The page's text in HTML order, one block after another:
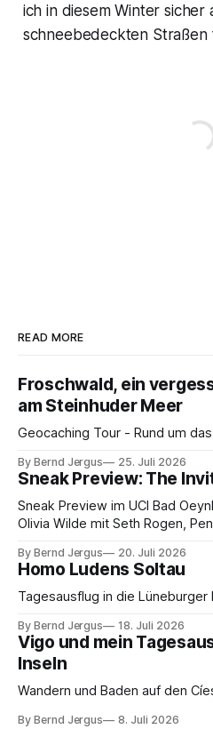
ich in diesem Winter sicher
schneebedeckten Straßen
READ MORE
Froschwald, ein
am Steinhuder Meer
Geocaching Tour - Rund um
By Bernd Jergus 25. Juli 2026
Sneak Preview: The
Sneak Preview im UCI Bad
Olivia Wilde mit Seth Rogen,
By Bernd Jergus 20. Juli 2026
Homo Ludens Soltau
Tagesausflug in die Lüneburger
By Bernd Jergus 18. Juli 2026
Vigo und mein
Inseln
Wandern und Baden auf den
By Bernd Jergus 8. Juli 2026